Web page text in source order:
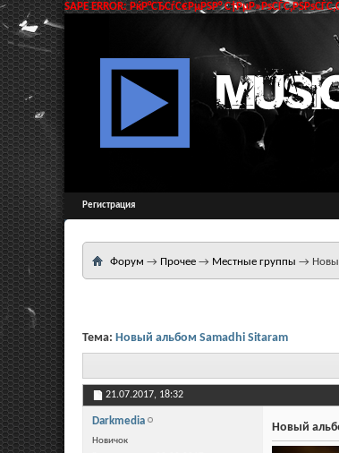
SAPE ERROR: РќР°СЂСѓС€РµРЅР°
Регистрация
Форум → Прочее → Местные группы →
Тема: Новый альбом Samadhi Sitaram
21.07.2017, 18:32
Darkmedia
Новичок
Новый